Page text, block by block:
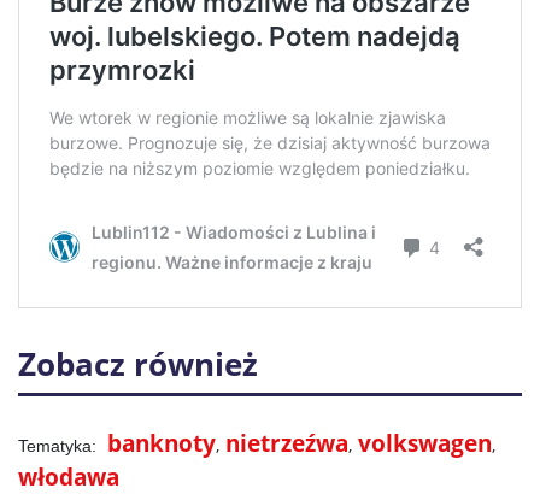
Zobacz również
banknoty nietrzeźwa volkswagen
włodawa